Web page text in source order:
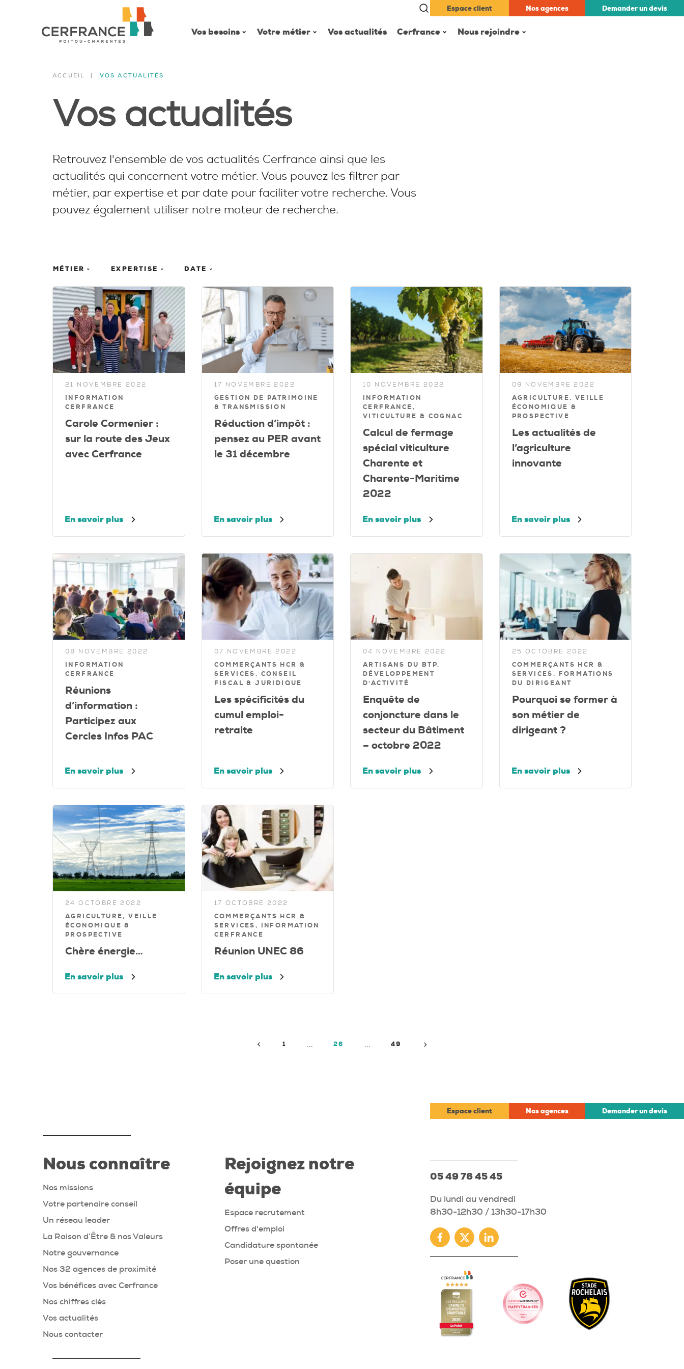
Vos besoins Votre métier Vos actualités Cerfrance Nous rejoindre
Espace client Nosagences Demander undevis
ACCUEIL VOS ACTUALITÉS
Vos actualités
Retrouvez l'ensemble de vos actualités Cerfrance ainsi que les
actualités qui concernent votre métier. Vous pouvez les filtrer par
métier, par expertise et par date pour faciliter votre recherche. Vous
pouvez également utiliser notre moteur de recherche.
MÉTIER EXPERTISE DATE
21 NOVEMBRE 2022
INFORMATION
CERFRANCE
Carole Cormenier :
sur la route des Jeux
avec Cerfrance
En savoir plus
17 NOVEMBRE 2022
GESTION DE PATRIMOINE
& TRANSMISSION
Réduction d’impôt :
pensez au PER avant
le 31 décembre
En savoir plus
10 NOVEMBRE 2022
INFORMATION
CERFRANCE,
VITICULTURE & COGNAC
Calcul de fermage
spécial viticulture
Charente et
Charente-Maritime
2022
En savoir plus
09 NOVEMBRE 2022
AGRICULTURE, VEILLE
ÉCONOMIQUE &
PROSPECTIVE
Les actualités de
l’agriculture
innovante
En savoir plus
08 NOVEMBRE 2022
INFORMATION
CERFRANCE
Réunions
d’information :
Participez aux
Cercles Infos PAC
En savoir plus
07 NOVEMBRE 2022
COMMERÇANTS HCR &
SERVICES, CONSEIL
FISCAL & JURIDIQUE
Les spécificités du
cumul emploi-
retraite
En savoir plus
04 NOVEMBRE 2022
ARTISANS DU BTP,
DÉVELOPPEMENT
D'ACTIVITÉ
Enquête de
conjoncture dans le
secteur du Bâtiment
– octobre 2022
En savoir plus
25 OCTOBRE 2022
COMMERÇANTS HCR &
SERVICES, FORMATIONS
DU DIRIGEANT
Pourquoi se former à
son métier de
dirigeant ?
En savoir plus
24 OCTOBRE 2022
AGRICULTURE, VEILLE
ÉCONOMIQUE &
PROSPECTIVE
Chère énergie…
En savoir plus
17 OCTOBRE 2022
COMMERÇANTS HCR &
SERVICES, INFORMATION
CERFRANCE
Réunion UNEC 86
En savoir plus
Précédent
1 26 49 Suivant
Espace client Nos agences Demander un devis
Nous connaître
Nos missions
Votre partenaire conseil
Un réseau leader
La Raison d’Être & nos Valeurs
Notre gouvernance
Nos 32 agences de proximité
Vos bénéfices avec Cerfrance
Nos chiffres clés
Vos actualités
Nous contacter
Rejoignez notre
équipe
Espace recrutement
Offres d'emploi
Candidature spontanée
Poser une question
05 49 76 45 45
Du lundi au vendredi
8h30-12h30 / 13h30-17h30
Facebook
TwitterLinkedin